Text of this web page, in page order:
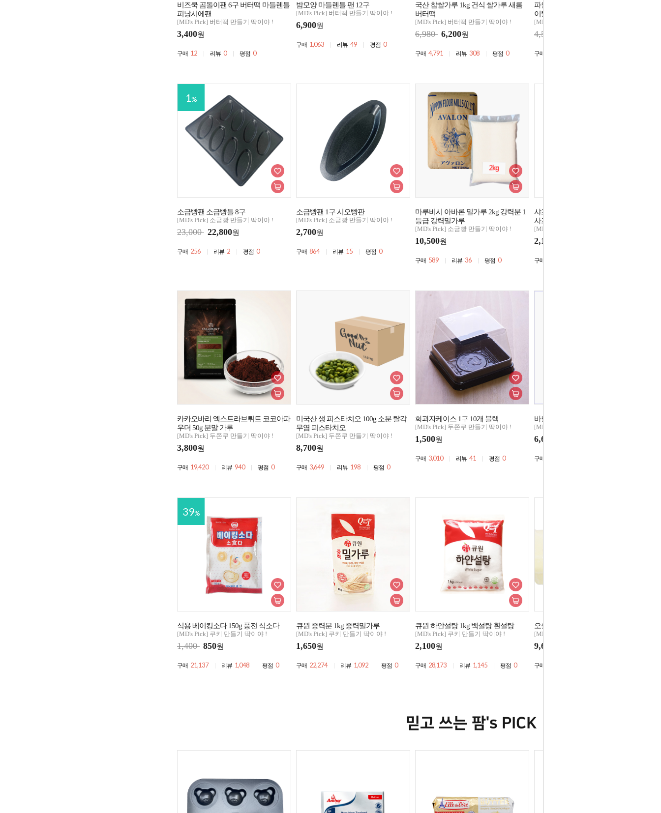
비즈쿡 곰돌이팬 6구 버터떡 마들렌틀
피낭시에팬
[MD's Pick] 버터떡 만들기 딱이야 !
3,400원
구매 12 리뷰 0 평점 0
밤모양 마들렌틀 팬 12구
[MD's Pick] 버터떡 만들기 딱이야 !
6,900원
구매 1,063 리뷰 49 평점 0
국산 찹쌀가루 1kg 건식 쌀가루 새롬
버터떡
[MD's Pick] 버터떡 만들기 딱이야 !
6,980 6,200원
구매 4,791 리뷰 308 평점 0
파인소프트T 500g 소분 타피오카 수분
이탈방지 찰고구마빵
[MD's Pick] 버터떡 만들기 딱이야 !
4,500
구매
1 %
소금빵팬 소금빵틀 8구
[MD's Pick] 소금빵 만들기 딱이야 !
23,000 22,800원
구매 256 리뷰 2 평점 0
소금빵팬 1구 시오빵판
[MD's Pick] 소금빵 만들기 딱이야 !
2,700원
구매 864 리뷰 15 평점 0
마루비시 아바론 밀가루 2kg 강력분 1
등급 강력밀가루
[MD's Pick] 소금빵 만들기 딱이야 !
10,500원
구매 589 리뷰 36 평점 0
샤프 드라이이스트 레드 125g (저당)
사프인스탄트
[MD's Pick] 소금빵 만들기 딱이야 !
2,150
구매
카카오바리 엑스트라브뤼트 코코아파
우더 50g 분말 가루
[MD's Pick] 두쫀쿠 만들기 딱이야 !
3,800원
구매 19,420 리뷰 940 평점 0
미국산 생 피스타치오 100g 소분 탈각
무염 피스타치오
[MD's Pick] 두쫀쿠 만들기 딱이야 !
8,700원
구매 3,649 리뷰 198 평점 0
화과자케이스 1구 10개 블랙
[MD's Pick] 두쫀쿠 만들기 딱이야 !
1,500원
구매 3,010 리뷰 41 평점 0
바닐라익스트랙 30g 퓨어 익스트렉
[MD's Pick] 두쫀쿠 만들기 딱이야 !
6,600
구매
39%
식용 베이킹소다 150g 풍전 식소다
[MD's Pick] 쿠키 만들기 딱이야 !
1,400 850원
구매 21,137 리뷰 1,048 평점 0
큐원 중력분 1kg 중력밀가루
[MD's Pick] 쿠키 만들기 딱이야 !
1,650원
구매 22,274 리뷰 1,092 평점 0
큐원 하얀설탕 1kg 백설탕 흰설탕
[MD's Pick] 쿠키 만들기 딱이야 !
2,100원
구매 28,173 리뷰 1,145 평점 0
오셀카 버터 500g 무염버터
[MD's Pick] 쿠키 만들기 딱이야 !
9,600
구매
믿고 쓰는 팜's PICK